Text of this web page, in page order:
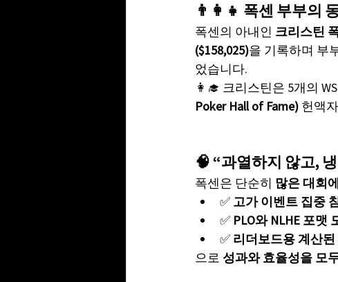
👨‍👩‍👧 폭센 부부의
폭센의 아내인 크리스틴
($158,025)을 기록하며 부
었습니다.
👩‍🎓 크리스틴은 5개의
Poker Hall of Fame) 헌액
🧠 “과열하지 않고,
폭센은 단순히 많은 대회
✅ 고가 이벤트 집중
✅ PLO와 NLHE 포맷
✅ 리더보드용 계산된
으로 성과와 효율성을 모